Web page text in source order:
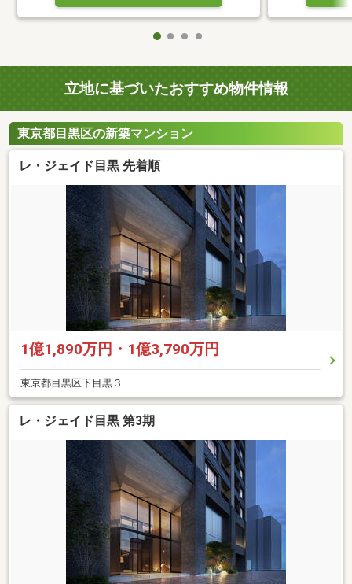
立地に基づいたおすすめ物件情報
東京都目黒区の新築マンション
レ・ジェイド目黒 先着順
1億1,890万円・1億3,790万円
東京都目黒区下目黒３
レ・ジェイド目黒 第3期